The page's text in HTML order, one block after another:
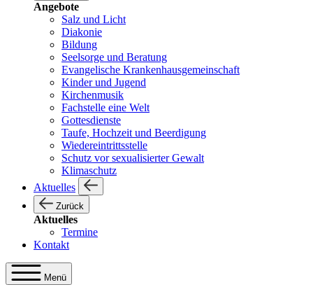
Angebote
Salz und Licht
Diakonie
Bildung
Seelsorge und Beratung
Evangelische Krankenhausgemeinschaft
Kinder und Jugend
Kirchenmusik
Fachstelle eine Welt
Gottesdienste
Taufe, Hochzeit und Beerdigung
Wiedereintrittsstelle
Schutz vor sexualisierter Gewalt
Klimaschutz
Aktuelles
Zurück
Aktuelles
Termine
Kontakt
Menü